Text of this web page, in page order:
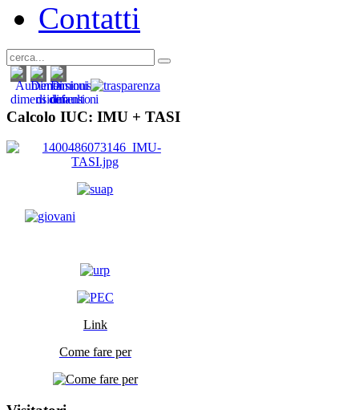
Contatti
Calcolo IUC: IMU + TASI
Link
Come fare per